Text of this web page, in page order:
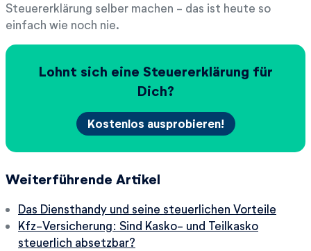
Steuererklärung selber machen - das ist heute so
einfach wie noch nie.
Lohnt sich eine Steuererklärung für
Dich?
Kostenlos ausprobieren!
Weiterführende Artikel
Das Diensthandy und seine steuerlichen Vorteile
Kfz-Versicherung: Sind Kasko- und Teilkasko
steuerlich absetzbar?